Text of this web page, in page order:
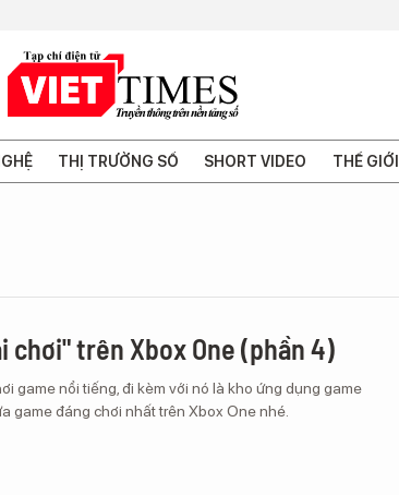
THỊ TRƯỜNG SỐ SHORT VIDEO THẾ GIỚI
chơi" trên Xbox One (phần 4)
game nổi tiếng, đi kèm với nó là kho ứng dụng game
game đáng chơi nhất trên Xbox One nhé.